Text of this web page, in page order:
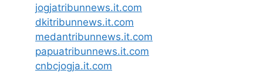
jogjatribunnews.it.com
dkitribunnews.it.com
medantribunnews.it.com
papuatribunnews.it.com
cnbcjogja.it.com